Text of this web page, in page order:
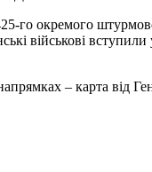
го окремого
військові
– карта від